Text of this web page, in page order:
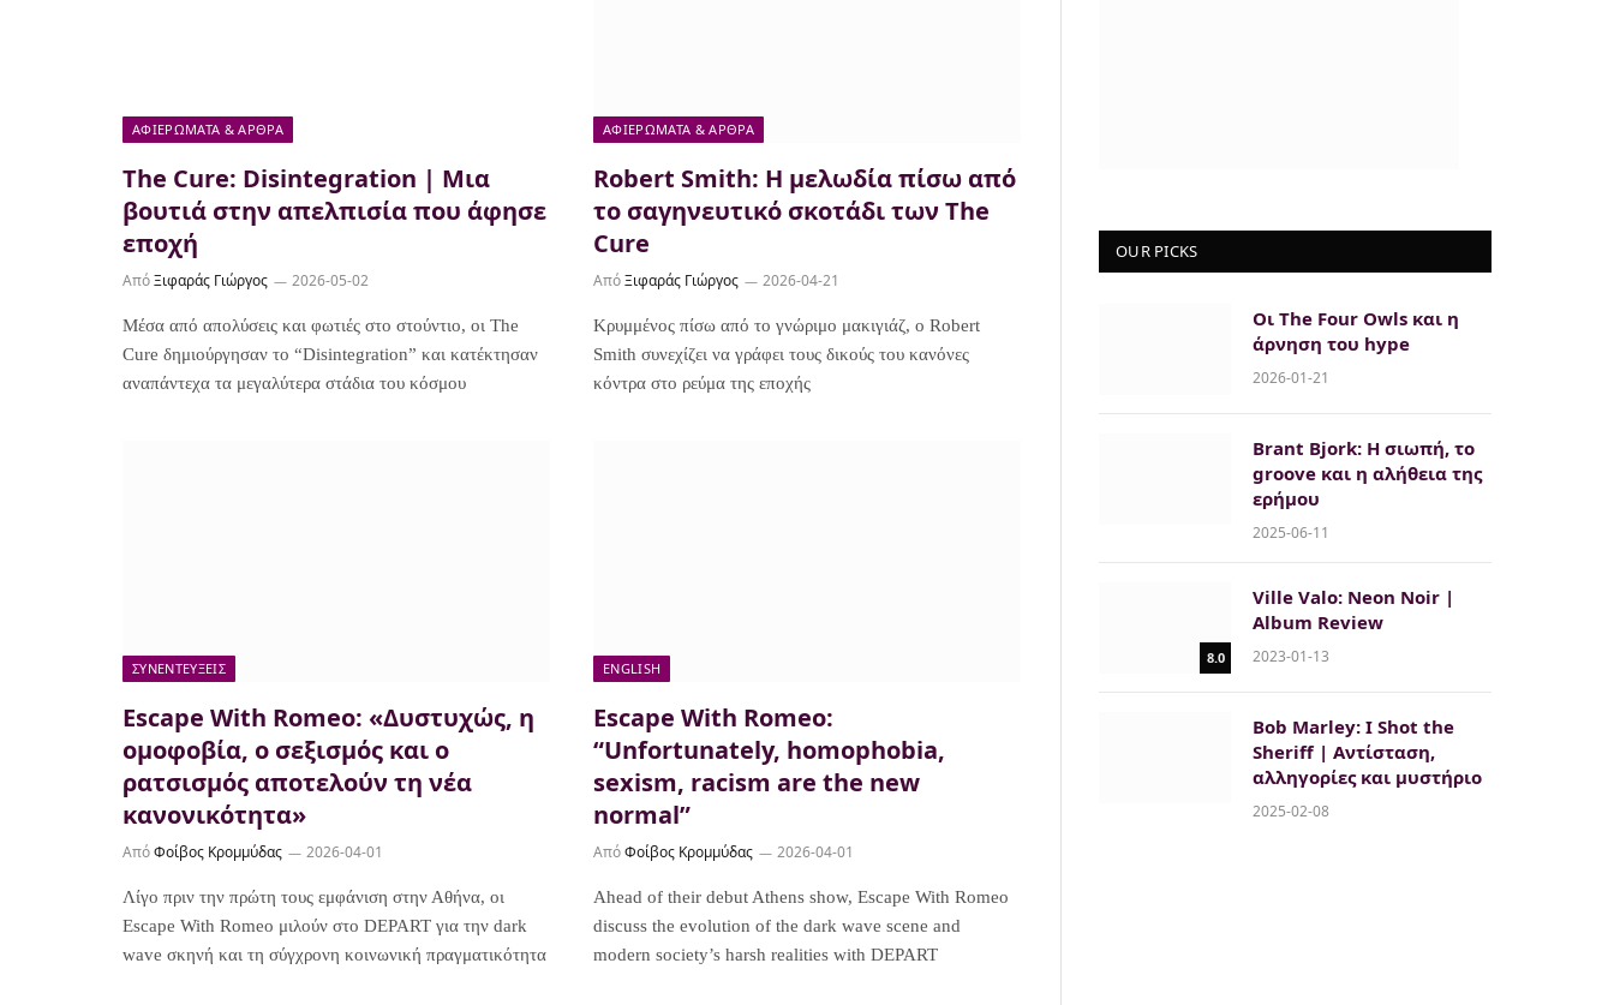
ΑΦΙΕΡΏΜΑΤΑ & ΆΡΘΡΑ
The Cure: Disintegration | Μια
βουτιά στην απελπισία που άφησε
εποχή
ΑπόΞιφαράς Γιώργος 2026-05-02
Μέσα από απολύσεις και φωτιές στο στούντιο, οι The
Cure δημιούργησαν το “Disintegration” και κατέκτησαν
αναπάντεχα τα μεγαλύτερα στάδια του κόσμου
ΑΦΙΕΡΏΜΑΤΑ & ΆΡΘΡΑ
Robert Smith: Η μελωδία πίσω από
το σαγηνευτικό σκοτάδι των The
Cure
ΑπόΞιφαράς Γιώργος 2026-04-21
Κρυμμένος πίσω από το γνώριμο μακιγιάζ, ο Robert
Smith συνεχίζει να γράφει τους δικούς του κανόνες
κόντρα στο ρεύμα της εποχής
ΣΥΝΕΝΤΕΎΞΕΙΣ
Escape With Romeo: «Δυστυχώς, η
ομοφοβία, ο σεξισμός και ο
ρατσισμός αποτελούν τη νέα
κανονικότητα»
ΑπόΦοίβος Κρομμύδας 2026-04-01
Λίγο πριν την πρώτη τους εμφάνιση στην Αθήνα, οι
Escape With Romeo μιλούν στο DEPART για την dark
wave σκηνή και τη σύγχρονη κοινωνική πραγματικότητα
ENGLISH
Escape With Romeo:
“Unfortunately, homophobia,
sexism, racism are the new
normal”
ΑπόΦοίβος Κρομμύδας 2026-04-01
Ahead of their debut Athens show, Escape With Romeo
discuss the evolution of the dark wave scene and
modern society’s harsh realities with DEPART
OUR PICKS
Οι The Four Owls και η
άρνηση του hype
2026-01-21
Brant Bjork: Η σιωπή, το
groove και η αλήθεια της
ερήμου
2025-06-11
8.0
Ville Valo: Neon Noir |
Album Review
2023-01-13
Bob Marley: I Shot the
Sheriff | Αντίσταση,
αλληγορίες και μυστήριο
2025-02-08